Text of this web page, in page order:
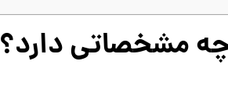
مشخصاتی دارد؟